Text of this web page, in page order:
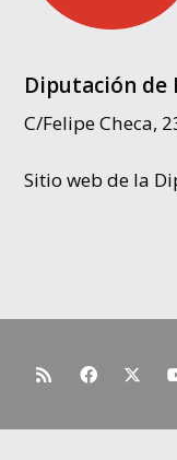
Diputación de
C/Felipe Checa,
Sitio web de la